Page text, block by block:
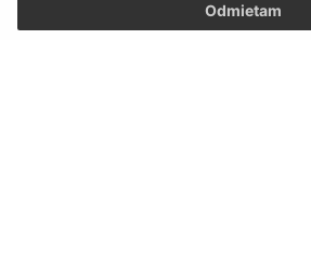
Odmietam
Navigácia: